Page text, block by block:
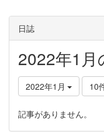
日誌
2022年1月
2022年1月 10
記事がありません。